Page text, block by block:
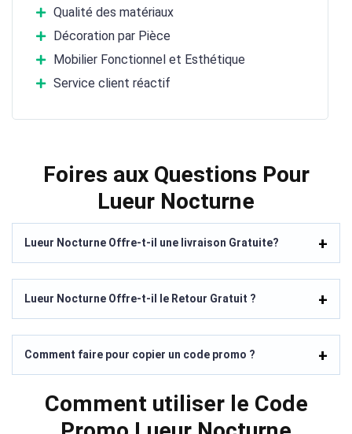
Qualité des matériaux
Décoration par Pièce
Mobilier Fonctionnel et Esthétique
Service client réactif
Foires aux Questions Pour
Lueur Nocturne
Lueur Nocturne Offre-t-il une livraison Gratuite?
Lueur Nocturne Offre-t-il le Retour Gratuit ?
Comment faire pour copier un code promo ?
Comment utiliser le Code